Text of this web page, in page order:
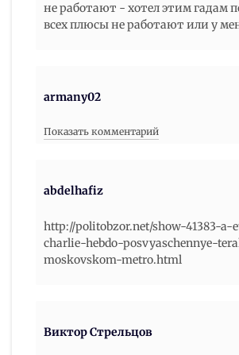
не работают - хотел этим гадам
всех плюсы не работают или у
armany02
Показать комментарий
abdelhafiz
http://politobzor.net/show-41383-
charlie-hebdo-posvyaschennye-
moskovskom-metro.html
Виктор Стрельцов